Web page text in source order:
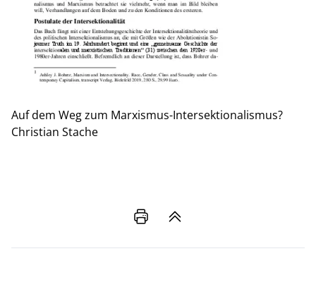
Auf dem Weg zum Marxismus-Intersektionalismus?
Christian Stache